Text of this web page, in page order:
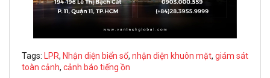
Tags: LPR, Nhận diện biển số, nhận diện khuôn mặt, giám sát
toàn cảnh, cảnh báo tiếng ồn